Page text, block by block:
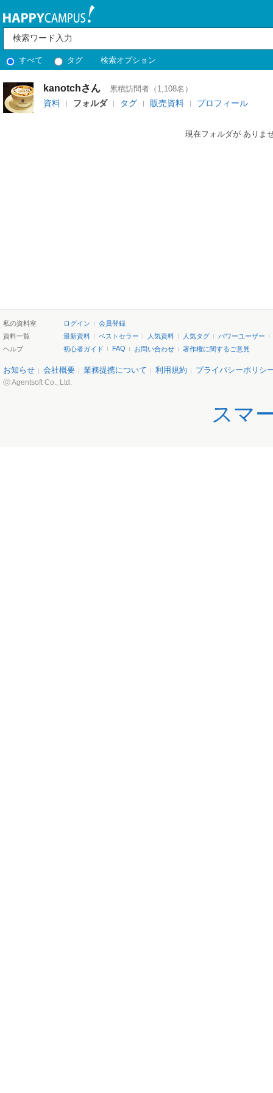
すべて タグ 検索オプション
kanotchさん 累積訪問者（1,108名）
資料 フォルダ タグ 販売資料 プロフィール
現在フォルダが ありま
私の資料室 ログイン
会員登録
資料一覧
最新資料 ベストセラー 人気資料 人気タグ
パワーユーザー
ヘルプ
初心者ガイド FAQ お問い合わせ 著作権に関するご意見
お知らせ 会社概要 業務提携について 利用規約 プライバシーポリシ
ⓒ Agentsoft Co., Ltd.
スマ